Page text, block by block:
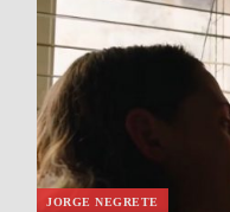
JORGE NEGRETE